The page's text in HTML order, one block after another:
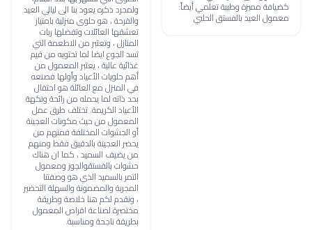
كضيافة مميزة وطيبة تعلمي أيضاً:
معمول العيد بالفستق الحلبي
ولمجرد ذكره يعود بنا الى ليالي العيد
والفرحة ، هو حلوى منزلية بامتياز
تعشقها العائلات وتفضلها ربات
المنازل ، وتعتبر من الاطعمة التي
تسد الجوع ايضا لما تحتويه من قيم
غذائية عالية ، يعتبر المعمول من
أهم حلويات الأعياد وأولها فصنعه
في المنزل مع العائلة هو احتفال
بحد ذاته لما يحمله من رائحة ونكهة
الأعياد الكريمة. تختلف طرق عمل
المعمول من حيث مكونات العجينة
أو الحشوات المختلفة فمنهم من
يحضر العجينة بالدقيق فقط ومنهم
من يضيف السميد ، كما ان هناك
حشوات بالفستقوالجوز ومعمول
التمر بالسميد الذي هو وصفتنا
المجربة والمضمونة والسهلة التحضير
، ونقدم لكم هنا خلاصة وطريقة
مختصرة لصناعة اقراص المعمول
بطريقة ناجحة ومناسبة.